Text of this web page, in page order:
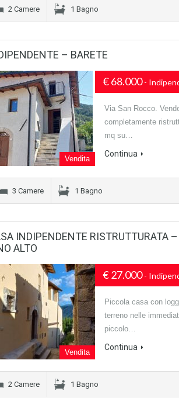
2 Camere 1 Bagno
– BARETE
Vendita
€ 68.000-
Via San Rocco.
completamente
mq su…
Continua
3 Camere 1 Bagno
INDIPENDENTE RISTRUTTURATA
ALTO
Vendita
€ 27.000-
Piccola casa con
terreno nelle
piccolo…
Continua
2 Camere 1 Bagno